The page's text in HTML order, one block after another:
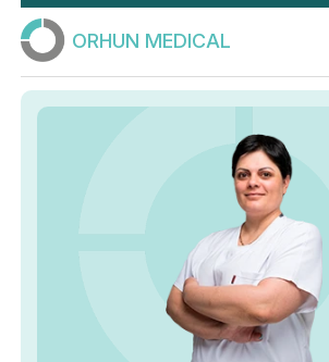
ORHUN MEDICAL